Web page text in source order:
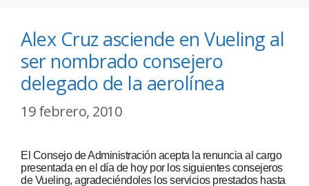
Alex Cruz asciende en Vueling al
ser nombrado consejero
delegado de la aerolínea
19 febrero, 2010
El Consejo de Administración acepta la renuncia al cargo
presentada en el día de hoy por los siguientes consejeros
de Vueling, agradeciéndoles los servicios prestados hasta